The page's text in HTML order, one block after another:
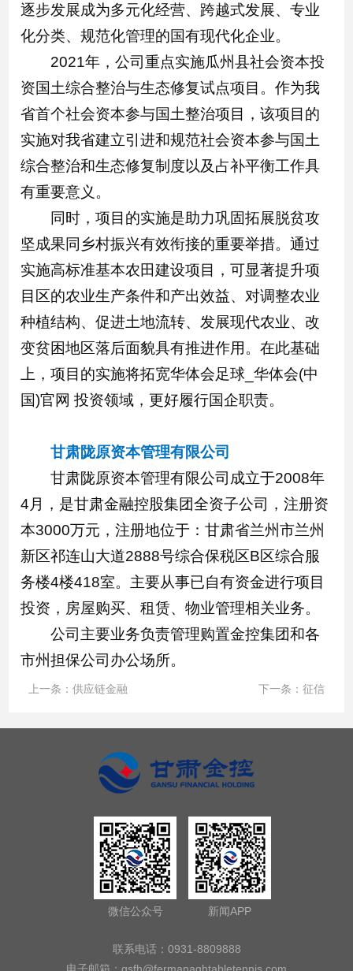
逐步发展成为多元化经营、跨越式发展、专业
化分类、规范化管理的国有现代化企业。
2021年，公司重点实施瓜州县社会资本投
资国土综合整治与生态修复试点项目。作为我
省首个社会资本参与国土整治项目，该项目的
实施对我省建立引进和规范社会资本参与国土
综合整治和生态修复制度以及占补平衡工作具
有重要意义。
同时，项目的实施是助力巩固拓展脱贫攻
坚成果同乡村振兴有效衔接的重要举措。通过
实施高标准基本农田建设项目，可显著提升项
目区的农业生产条件和产出效益、对调整农业
种植结构、促进土地流转、发展现代农业、改
变贫困地区落后面貌具有推进作用。在此基础
上，项目的实施将拓宽华体会足球_华体会(中
国)官网 投资领域，更好履行国企职责。
甘肃陇原资本管理有限公司
甘肃陇原资本管理有限公司成立于2008年
4月，是甘肃金融控股集团全资子公司，注册资
本3000万元，注册地位于：甘肃省兰州市兰州
新区祁连山大道2888号综合保税区B区综合服
务楼4楼418室。主要从事已自有资金进行项目
投资，房屋购买、租赁、物业管理相关业务。
公司主要业务负责管理购置金控集团和各
市州担保公司办公场所。
上一条：供应链金融 下一条： 征信
微信公众号 新闻APP
联系电话：0931-8809888
电子邮箱： gsfh@fermanaghtabletennis.com